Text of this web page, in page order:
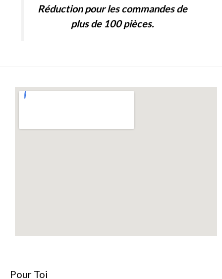
5
Réduction pour les commandes de
plus de 100 pièces.
Pour Toi